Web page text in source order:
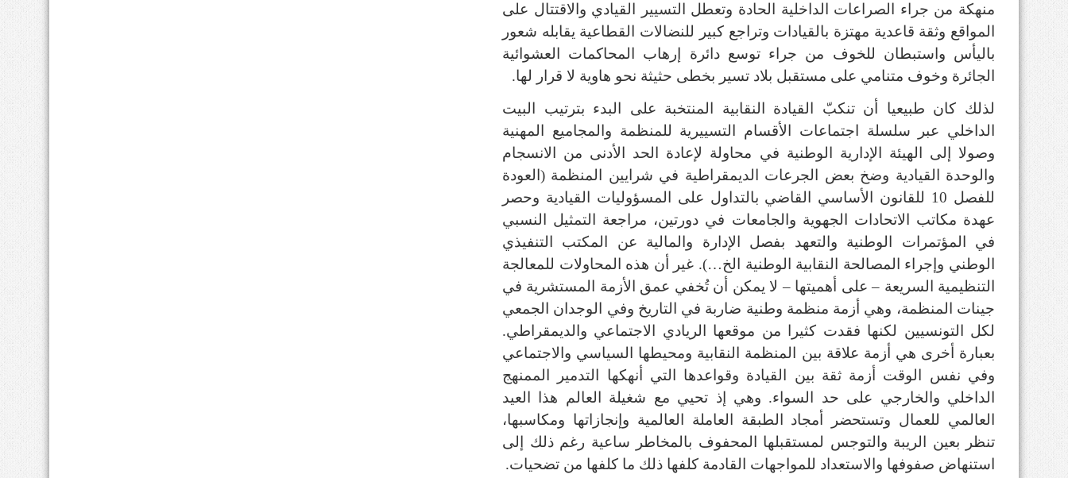
منهكة من جراء الصراعات الداخلية الحادة وتعطل التسيير القيادي والاقتتال على
المواقع وثقة قاعدية مهتزة بالقيادات وتراجع كبير للنضالات القطاعية يقابله شعور
باليأس واستبطان للخوف من جراء توسع دائرة إرهاب المحاكمات العشوائية
الجائرة وخوف متنامي على مستقبل بلاد تسير بخطى حثيثة نحو هاوية لا قرار لها.
لذلك كان طبيعيا أن تنكبّ القيادة النقابية المنتخبة على البدء بترتيب البيت
الداخلي عبر سلسلة اجتماعات الأقسام التسييرية للمنظمة والمجاميع المهنية
وصولا إلى الهيئة الإدارية الوطنية في محاولة لإعادة الحد الأدنى من الانسجام
والوحدة القيادية وضخ بعض الجرعات الديمقراطية في شرايين المنظمة ( العودة
للفصل 10 للقانون الأساسي القاضي بالتداول على المسؤوليات القيادية وحصر
عهدة مكاتب الاتحادات الجهوية والجامعات في دورتين، مراجعة التمثيل النسبي
في المؤتمرات الوطنية والتعهد بفصل الإدارة والمالية عن المكتب التنفيذي
الوطني وإجراء المصالحة النقابية الوطنية الخ…). غير أن هذه المحاولات للمعالجة
التنظيمية السريعة – على أهميتها– لا يمكن أن تُخفي عمق الأزمة المستشرية في
جينات المنظمة، وهي أزمة منظمة وطنية ضاربة في التاريخ وفي الوجدان الجمعي
لكل التونسيين لكنها فقدت كثيرا من موقعها الريادي الاجتماعي والديمقراطي.
بعبارة أخرى هي أزمة علاقة بين المنظمة النقابية ومحيطها السياسي والاجتماعي
وفي نفس الوقت أزمة ثقة بين القيادة وقواعدها التي أنهكها التدمير الممنهج
الداخلي والخارجي على حد السواء. وهي إذ تحيي مع شغيلة العالم هذا العيد
العالمي للعمال وتستحضر أمجاد الطبقة العاملة العالمية وإنجازاتها ومكاسبها،
تنظر بعين الريبة والتوجس لمستقبلها المحفوف بالمخاطر ساعية رغم ذلك إلى
استنهاض صفوفها والاستعداد للمواجهات القادمة كلفها ذلك ما كلفها من تضحيات.